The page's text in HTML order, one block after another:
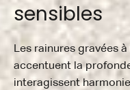
sensibles
Les rainures gravées
accentuent la
interagissent